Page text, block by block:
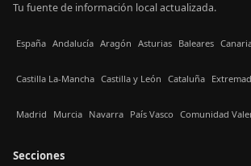
Tu fuente de información local actualizada.
España Andalucía Aragón Asturias Baleares
Castilla La-Mancha Castilla y León Cataluña
Madrid Murcia Navarra País Vasco Comunidad
Secciones